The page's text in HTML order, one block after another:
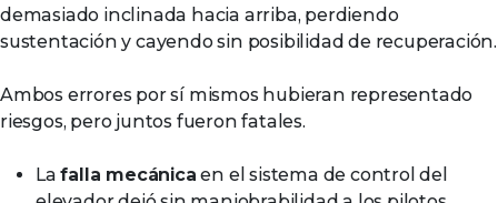
demasiado inclinada hacia arriba, perdiendo
sustentación y cayendo sin posibilidad de recuperación.
Ambos errores por sí mismos hubieran representado
riesgos, pero juntos fueron fatales.
Lafalla mecánica en el sistema de control del